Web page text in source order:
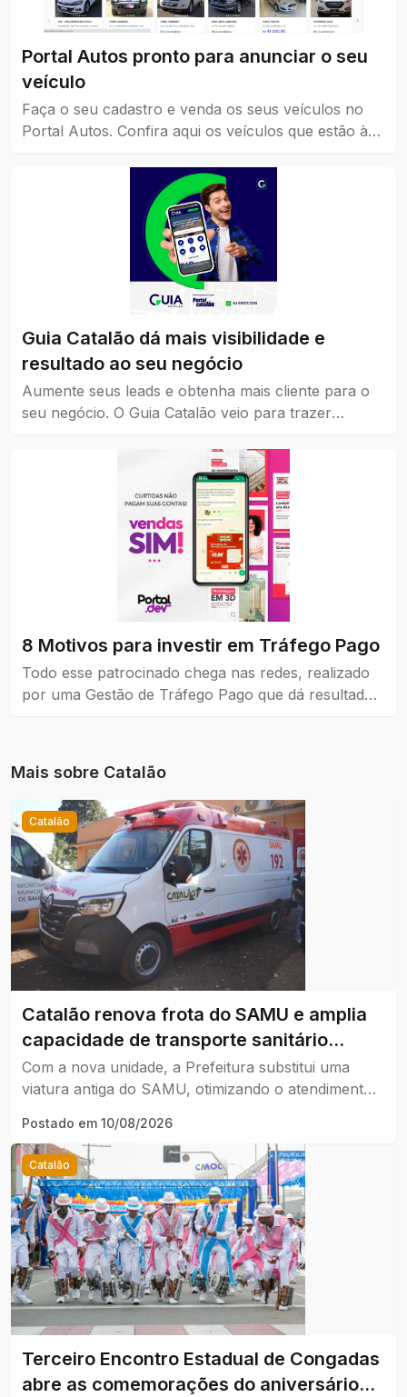
Portal Autos pronto para anunciar o seu
veículo
Faça o seu cadastro e venda os seus veículos no
Portal Autos. Confira aqui os veículos que estão à
Guia Catalão dá mais visibilidade e
resultado ao seu negócio
Aumente seus leads e obtenha mais cliente para o
seu negócio. O Guia Catalão veio para trazer
todos os níveis, pequena, média e grande.
8 Motivos para investir em Tráfego Pago
Todo esse patrocinado chega nas redes, realizado
por uma Gestão de Tráfego Pago que dá resultados
Mais sobre Catalão
Catalão
Catalão renova frota do SAMU e amplia
capacidade de transporte sanitário
municipal.
Com a nova unidade, a Prefeitura substitui uma
viatura antiga do SAMU, otimizando o atendimento
de pacientes sem risco de vida.
Postado em 10/08/2026
Catalão
Terceiro Encontro Estadual de Congadas
abre as comemorações do aniversário